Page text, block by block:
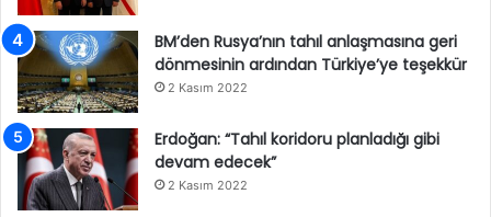
BM’den Rusya’nın tahıl anlaşmasına geri
dönmesinin ardından Türkiye’ye teşekkür
2 Kasım 2022
Erdoğan: “Tahıl koridoru planladığı gibi
devam edecek”
2 Kasım 2022